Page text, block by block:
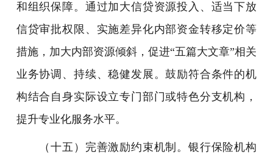
和组织保障。通过加大信贷资源投入、适当下放
信贷审批权限、实施差异化内部资金转移定价等
措施，加大内部资源倾斜，促进“五篇大文章”相关
业务协调、持续、稳健发展。鼓励符合条件的机
构结合自身实际设立专门部门或特色分支机构，
提升专业化服务水平。
（十五）完善激励约束机制。银行保险机构